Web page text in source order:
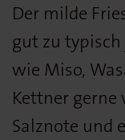
Der milde
gut zu
wie Miso,
Kettner gerne
Salznote und